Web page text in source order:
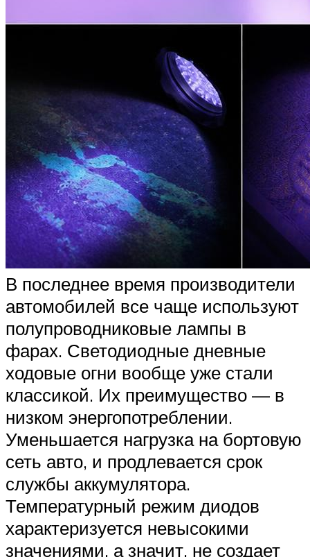
В последнее время производители
автомобилей все чаще используют
полупроводниковые лампы в
фарах. Светодиодные дневные
ходовые огни вообще уже стали
классикой. Их преимущество — в
низком энергопотреблении.
Уменьшается нагрузка на бортовую
сеть авто, и продлевается срок
службы аккумулятора.
Температурный режим диодов
характеризуется невысокими
значениями, а значит, не создает